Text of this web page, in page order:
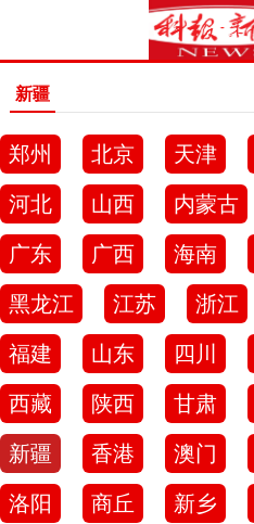
新疆
郑州 北京 天津
河北 山西 内蒙古
广东 广西 海南
黑龙江 江苏 浙江
福建 山东 四川
西藏 陕西 甘肃
新疆 香港 澳门
洛阳 商丘 新乡